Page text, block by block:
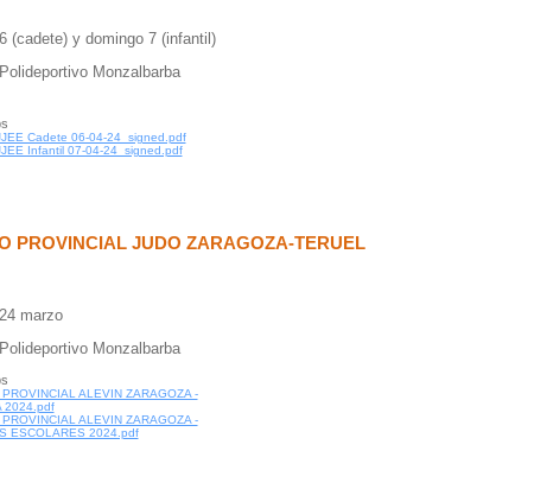
(cadete) y domingo 7 (infantil)
Monzalbarba
Cadete 06-04-24_signed.pdf
Infantil 07-04-24_signed.pdf
PROVINCIAL JUDO ZARAGOZA-TERUEL
marzo
Monzalbarba
ALEVIN ZARAGOZA -
2024.pdf
ALEVIN ZARAGOZA -
ESCOLARES 2024.pdf